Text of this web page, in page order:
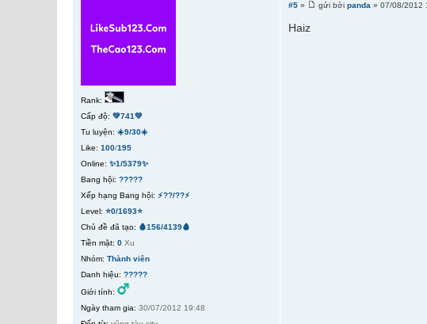
#5 » gửi bởipanda » 07/08/2012
Haiz
Rank:
Cấp độ: 💚741💚
Tu luyện: ☀️9/30☀️
Like: 100/195
Online: ✨1/5379✨
Bang hội: ?????
Xếp hạng Bang hội: ⚡??/??⚡
Level: ⭐0/1693⭐
Chủ đề đã tạo: 🩸156/4139🩸
Tiền mặt: 0 Xu
Nhóm: Thành viên
Danh hiệu: ?????
Giới tính:
Ngày tham gia: 30/07/2012 19:48